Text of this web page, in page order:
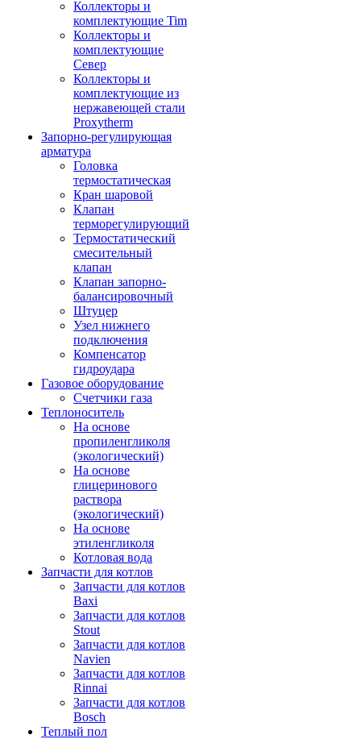
Коллекторы и
комплектующие Tim
Коллекторы и
комплектующие
Север
Коллекторы и
комплектующие из
нержавеющей стали
Proxytherm
Запорно-регулирующая
арматура
Головка
термостатическая
Кран шаровой
Клапан
терморегулирующий
Термостатический
смесительный
клапан
Клапан запорно-
балансировочный
Штуцер
Узел нижнего
подключения
Компенсатор
гидроудара
Газовое оборудование
Счетчики газа
Теплоноситель
На основе
пропиленгликоля
(экологический)
На основе
глицеринового
раствора
(экологический)
На основе
этиленгликоля
Котловая вода
Запчасти для котлов
Запчасти для котлов
Baxi
Запчасти для котлов
Stout
Запчасти для котлов
Navien
Запчасти для котлов
Rinnai
Запчасти для котлов
Bosch
Теплый пол